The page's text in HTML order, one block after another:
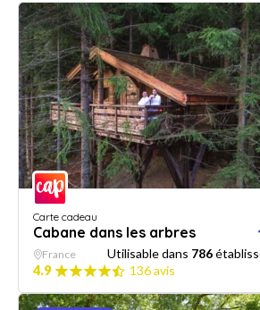
Carte cadeau
Cabane dans les arbres
France Utilisable dans 786
4.9
136 avis